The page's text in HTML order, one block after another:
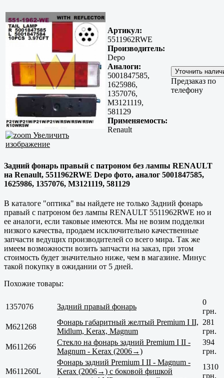
Увеличить
изображение
Артикул:
5511962RWE
Производитель:
Depo
Аналоги:
5001847585,
1625986,
1357076,
M3121119,
581129
Применяемость:
Renault
Предзаказ по
телефону
Задний фонарь правый с патроном без лампы RENAULT
на Renault, 5511962RWE Depo фото, аналог 5001847585,
1625986, 1357076, M3121119, 581129
В каталоге "оптика" вы найдете не только Задний фонарь
правый с патроном без лампы RENAULT 5511962RWE но и
ее аналоги, если таковые имеются. Мы не возим подделки
низкого качества, продаем исключительно качественные
запчасти ведущих производителей со всего мира. Так же
имеем возможности возить запчасти на заказ, при этом
стоимость будет значительно ниже, чем в магазине. Минус
такой покупку в ожидании от 5 дней.
Похожие товары:
1357076 Задний правый фонарь
0
грн.
M621268
Фонарь габаритный желтый Premium I II,
Midlum, Kerax, Magnum
281
грн.
M611266
Стекло на фонарь задний Premium I II -
Magnum - Kerax (2006→)
394
грн.
M611260L
Фонарь задний Premium I II - Magnum -
Kerax (2006→) с боковой фишкой
1310
грн.